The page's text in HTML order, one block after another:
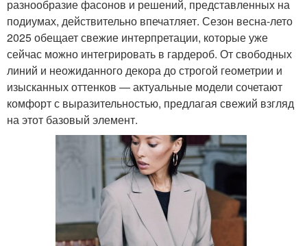
разнообразие фасонов и решений, представленных на
подиумах, действительно впечатляет. Сезон весна-лето
2025 обещает свежие интерпретации, которые уже
сейчас можно интегрировать в гардероб. От свободных
линий и неожиданного декора до строгой геометрии и
изысканных оттенков — актуальные модели сочетают
комфорт с выразительностью, предлагая свежий взгляд
на этот базовый элемент.